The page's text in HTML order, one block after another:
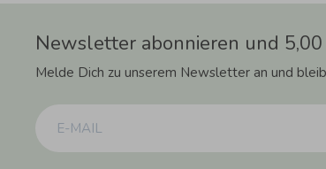
Newsletter abonnieren und
Melde Dich zu unserem Newsletter an und